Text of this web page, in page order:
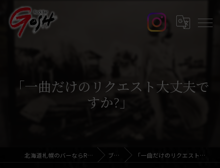
「一曲だけのリクエスト大丈夫で
すか?」
北海道札幌のバーならRock Bar GOSH ブログ 「一曲だけのリクエスト大丈夫ですか?」